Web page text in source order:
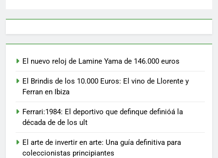
El nuevo reloj de Lamine Yama de 146.000 euros
El Brindis de los 10.000 Euros: El vino de Llorente y
Ferran en Ibiza
Ferrari:1984: El deportivo que definque definióá la
década de de los ult
El arte de invertir en arte: Una guía definitiva para
coleccionistas principiantes